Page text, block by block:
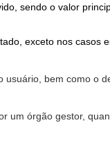
sendo o valor
exceto nos casos
bem como o
órgão gestor,